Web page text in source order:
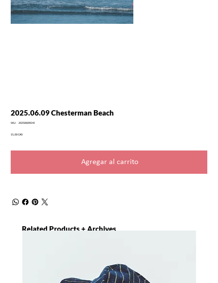
2025.06.09 Chesterman Beach
SKU:
SKU
20250609CHE
Precio
15,00 CAD
Agregar al carrito
Related Products + Archives